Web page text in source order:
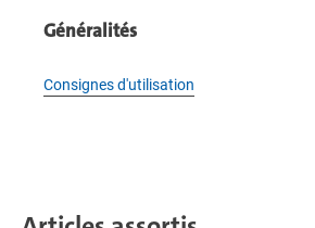
Généralités
Consignes d'utilisation